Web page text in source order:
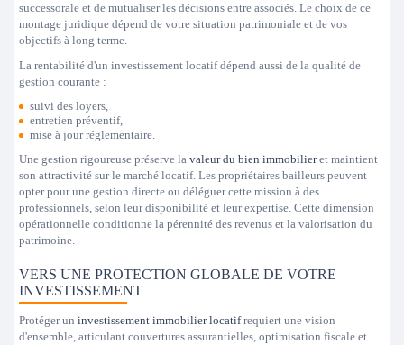
successorale et de mutualiser les décisions entre associés. Le choix de ce
montage juridique dépend de votre situation patrimoniale et de vos
objectifs à long terme.
La rentabilité d'un investissement locatif dépend aussi de la qualité de
gestion courante :
suivi des loyers,
entretien préventif,
mise à jour réglementaire.
Une gestion rigoureuse préserve la valeur du bien immobilieret maintient
son attractivité sur le marché locatif. Les propriétaires bailleurs peuvent
opter pour une gestion directe ou déléguer cette mission à des
professionnels, selon leur disponibilité et leur expertise. Cette dimension
opérationnelle conditionne la pérennité des revenus et la valorisation du
patrimoine.
VERS UNE PROTECTION GLOBALE DE VOTRE
INVESTISSEMENT
Protéger un investissement immobilier locatifrequiert une vision
d'ensemble, articulant couvertures assurantielles, optimisation fiscale et